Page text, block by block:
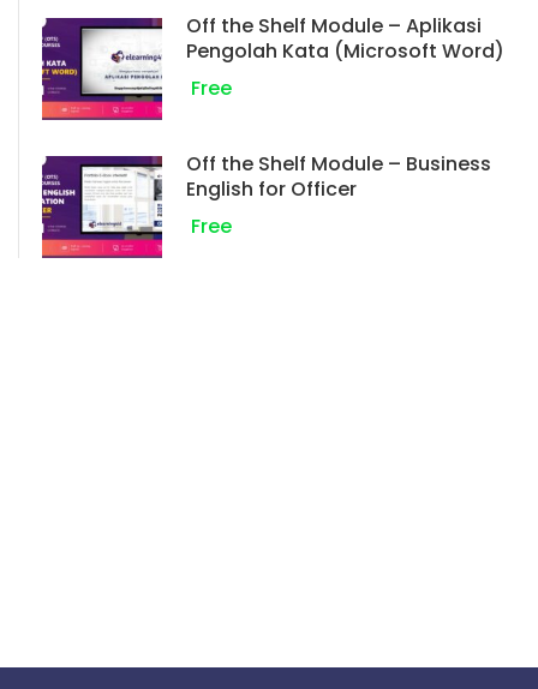
Off the Shelf Module – Aplikasi
Pengolah Kata (Microsoft Word)
Free
Off the Shelf Module – Business
English for Officer
Free